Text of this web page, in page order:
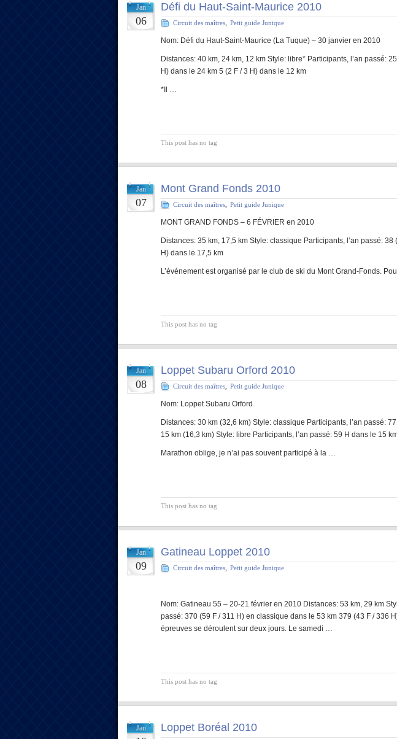
Jan
06
Défi du Haut-Saint-Maurice 2010
Circuit des maîtres Petit guide Junique
Nom: Défi du Haut-Saint-Maurice (La Tuque) – 30 janvier en 2010
Distances: 40 km, 24 km, 12 km Style: libre* Participants, l’an passé:
H) dans le 24 km 5 (2 F / 3 H) dans le 12 km
*Il …
This post has no tag
Jan
07
Mont Grand Fonds 2010
Circuit des maîtres Petit guide Junique
MONT GRAND FONDS – 6 FÉVRIER en 2010
Distances: 35 km, 17,5 km Style: classique Participants, l’an passé:
H) dans le 17,5 km
L’événement est organisé par le club de ski du Mont Grand-Fonds.
This post has no tag
Jan
08
Loppet Subaru Orford 2010
Circuit des maîtres Petit guide Junique
Nom: Loppet Subaru Orford
Distances: 30 km (32,6 km) Style: classique Participants, l’an passé:
15 km (16,3 km) Style: libre Participants, l’an passé: 59 H dans le 15
Marathon oblige, je n’ai pas souvent participé à la …
This post has no tag
Jan
09
Gatineau Loppet 2010
Circuit des maîtres Petit guide Junique
Nom: Gatineau 55 – 20-21 février en 2010 Distances: 53 km, 29 km
passé: 370 (59 F / 311 H) en classique dans le 53 km 379 (43 F / 336
épreuves se déroulent sur deux jours. Le samedi …
This post has no tag
Jan Loppet Boréal 2010